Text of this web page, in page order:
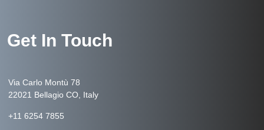
Get In Touch
Via Carlo Montù 78
22021 Bellagio CO, Italy
+11 6254 7855